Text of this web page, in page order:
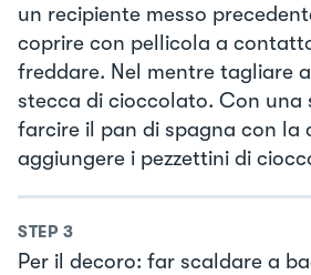
un recipiente messo
coprire con pellicola a
freddare. Nel mentre tagliare
stecca di cioccolato. Con una
farcire il pan di spagna con la
aggiungere i pezzettini di
STEP 3
Per il decoro: far scaldare a